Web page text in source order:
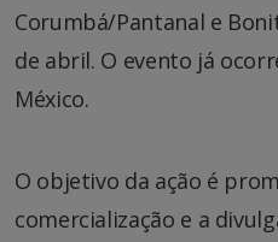
Corumbá/Pantanal e
de abril. O evento já
México.
O objetivo da ação é
comercialização e a